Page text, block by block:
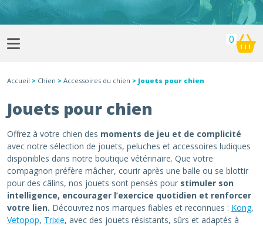
0
Accueil > Chien > Accessoires du chien > Jouets pour chien
Jouets pour chien
Offrez à votre chien des moments de jeu et de complicité
avec notre sélection de jouets, peluches et accessoires ludiques
disponibles dans notre boutique vétérinaire. Que votre
compagnon préfère mâcher, courir après une balle ou se blottir
pour des câlins, nos jouets sont pensés pour stimuler son
intelligence, encourager l’exercice quotidien et renforcer
votre lien. Découvrez nos marques fiables et reconnues : Kong,
Vetopop, Trixie, avec des jouets résistants, sûrs et adaptés à